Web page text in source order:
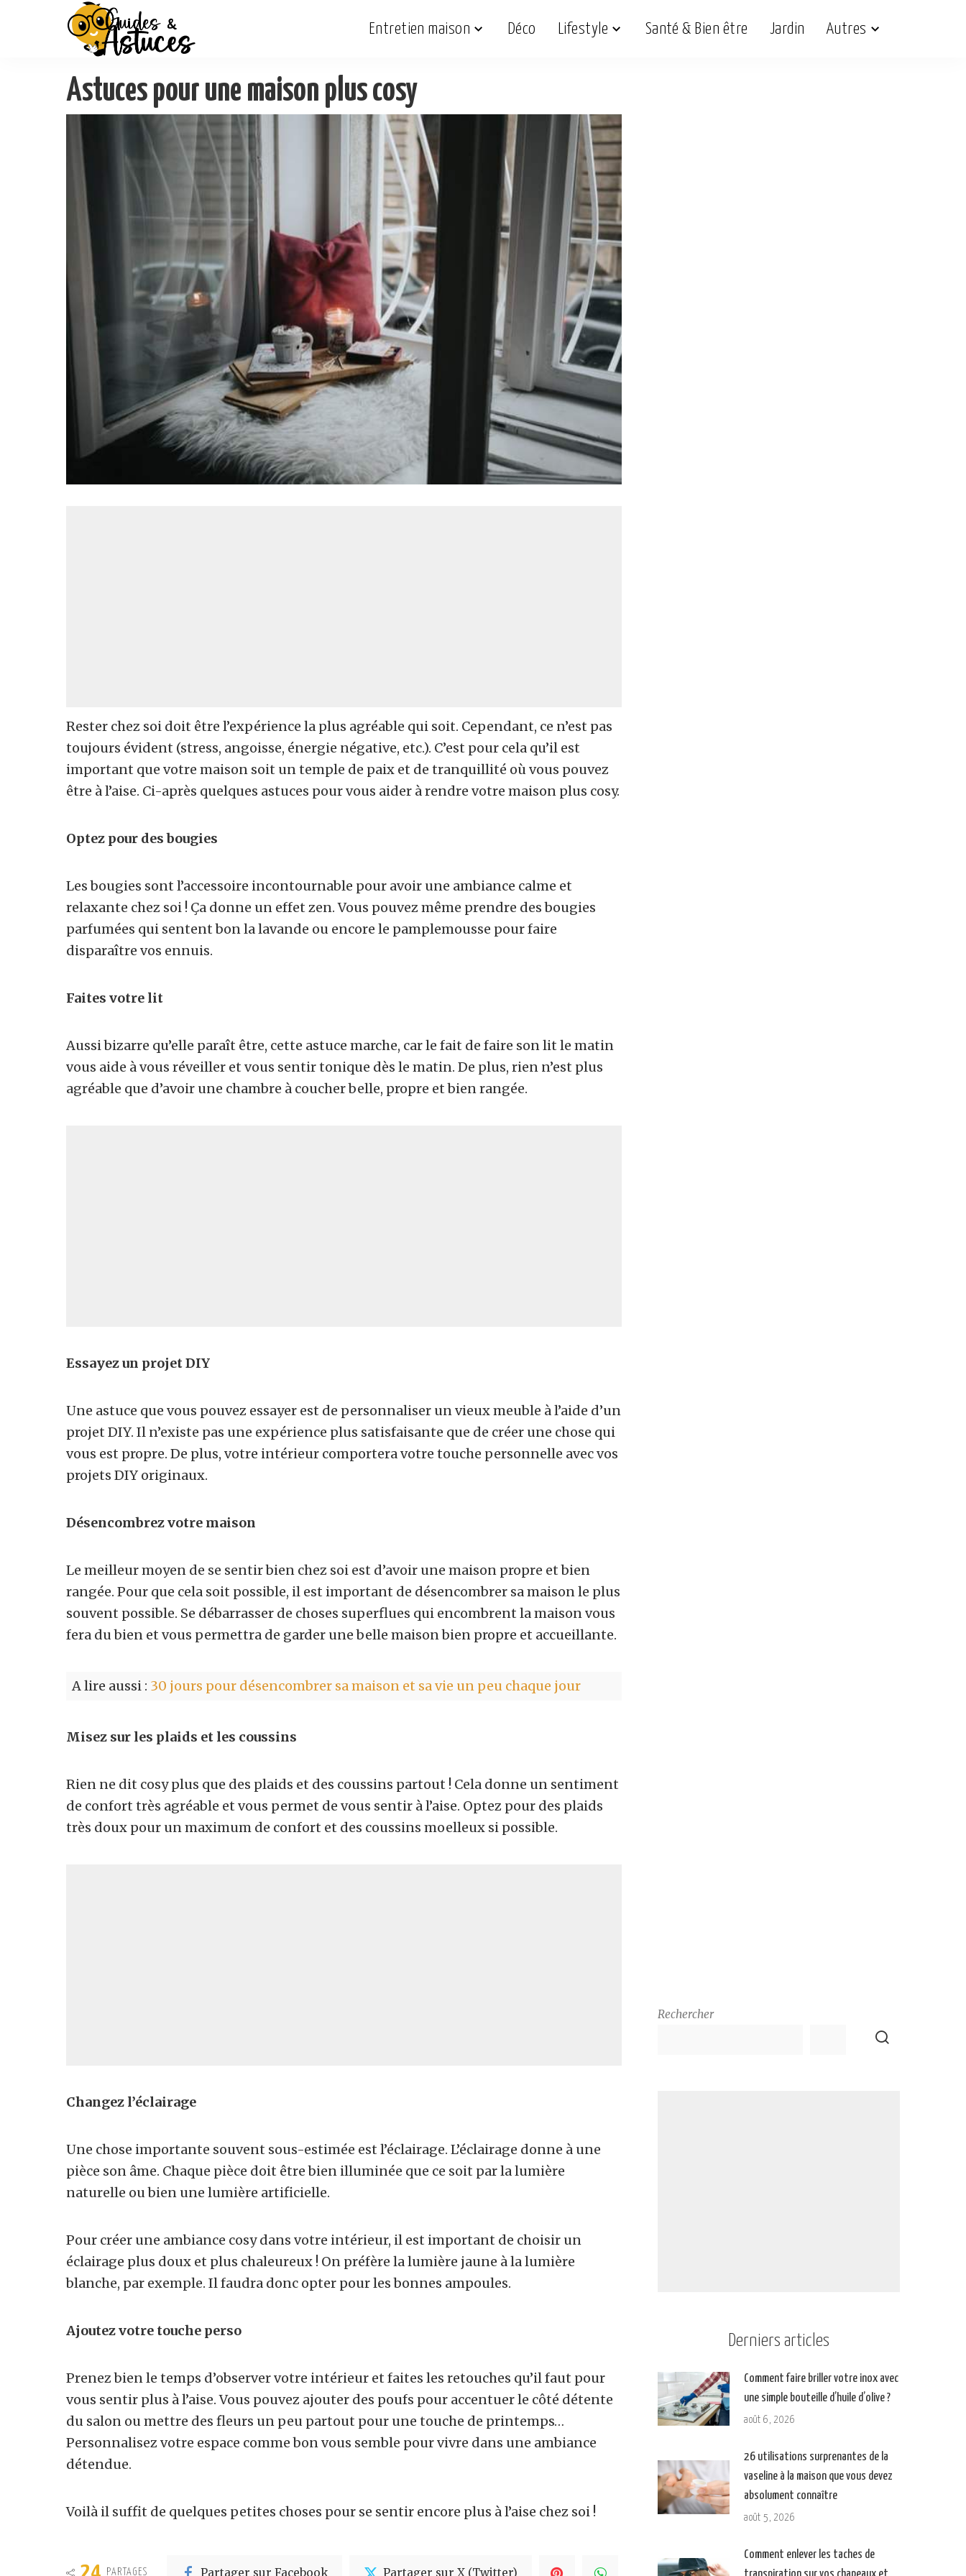
Entretien maison Déco Lifestyle Santé & Bien être Jardin Autres
Astuces pour une maison plus cosy
Rester chez soi doit être l’expérience la plus agréable qui soit. Cependant, ce n’est pas
toujours évident (stress, angoisse, énergie négative, etc.). C’est pour cela qu’il est
important que votre maison soit un temple de paix et de tranquillité où vous pouvez
être à l’aise. Ci-après quelques astuces pour vous aider à rendre votre maison plus cosy.
Optez pour des bougies
Les bougies sont l’accessoire incontournable pour avoir une ambiance calme et
relaxante chez soi ! Ça donne un effet zen. Vous pouvez même prendre des bougies
parfumées qui sentent bon la lavande ou encore le pamplemousse pour faire
disparaître vos ennuis.
Faites votre lit
Aussi bizarre qu’elle paraît être, cette astuce marche, car le fait de faire son lit le matin
vous aide à vous réveiller et vous sentir tonique dès le matin. De plus, rien n’est plus
agréable que d’avoir une chambre à coucher belle, propre et bien rangée.
Essayez un projet DIY
Une astuce que vous pouvez essayer est de personnaliser un vieux meuble à l’aide d’un
projet DIY. Il n’existe pas une expérience plus satisfaisante que de créer une chose qui
vous est propre. De plus, votre intérieur comportera votre touche personnelle avec vos
projets DIY originaux.
Désencombrez votre maison
Le meilleur moyen de se sentir bien chez soi est d’avoir une maison propre et bien
rangée. Pour que cela soit possible, il est important de désencombrer sa maison le plus
souvent possible. Se débarrasser de choses superflues qui encombrent la maison vous
fera du bien et vous permettra de garder une belle maison bien propre et accueillante.
A lire aussi : 30 jours pour désencombrer sa maison et sa vie un peu chaque jour
Misez sur les plaids et les coussins
Rien ne dit cosy plus que des plaids et des coussins partout ! Cela donne un sentiment
de confort très agréable et vous permet de vous sentir à l’aise. Optez pour des plaids
très doux pour un maximum de confort et des coussins moelleux si possible.
Changez l’éclairage
Une chose importante souvent sous-estimée est l’éclairage. L’éclairage donne à une
pièce son âme. Chaque pièce doit être bien illuminée que ce soit par la lumière
naturelle ou bien une lumière artificielle.
Pour créer une ambiance cosy dans votre intérieur, il est important de choisir un
éclairage plus doux et plus chaleureux ! On préfère la lumière jaune à la lumière
blanche, par exemple. Il faudra donc opter pour les bonnes ampoules.
Ajoutez votre touche perso
Prenez bien le temps d’observer votre intérieur et faites les retouches qu’il faut pour
vous sentir plus à l’aise. Vous pouvez ajouter des poufs pour accentuer le côté détente
du salon ou mettre des fleurs un peu partout pour une touche de printemps…
Personnalisez votre espace comme bon vous semble pour vivre dans une ambiance
détendue.
Voilà il suffit de quelques petites choses pour se sentir encore plus à l’aise chez soi !
PARTAGES Partager sur Facebook Partager sur X (Twitter)
Rechercher
Derniers articles
Comment faire briller votre inox avec
une simple bouteille d’huile d’olive ?
août 6, 2026
26 utilisations surprenantes de la
vaseline à la maison que vous devez
absolument connaître
août 5, 2026
Comment enlever les taches de